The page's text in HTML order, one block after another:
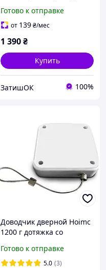
Готово к отправке
от 139₴/мес
1 390₴
Купить
ЗатишОК 100%
Доводчик дверной Hoimc
1200 г дотяжка со
дверей и окон белый
(R051335)
Готово к отправке
5.0 (3)